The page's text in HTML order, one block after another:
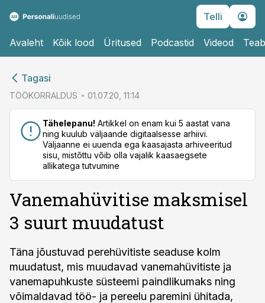
Telli
Avaleht Kõik lood Üritused Podcastid Videod
Tagasi
TÖÖKORRALDUS 01.07.20, 11:14
Tähelepanu! Artikkel on enam kui 5 aastat vana
ning kuulub väljaande digitaalsesse arhiivi.
Väljaanne ei uuenda ega kaasajasta arhiveeritud
sisu, mistõttu võib olla vajalik kaasaegsete
allikatega tutvumine
Vanemahüvitise maksmisel
3 suurt muudatust
Täna jõustuvad perehüvitiste seaduse kolm
muudatust, mis muudavad vanemahüvitiste ja
vanemapuhkuste süsteemi paindlikumaks ning
võimaldavad töö- ja pereelu paremini ühitada,